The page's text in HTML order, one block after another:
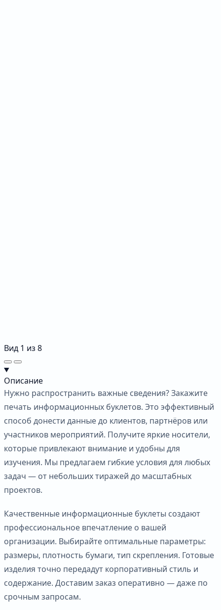
Вид 1 из 8
Описание
Нужно распространить важные сведения? Закажите
печать информационных буклетов. Это эффективный
способ донести данные до клиентов, партнёров или
участников мероприятий. Получите яркие носители,
которые привлекают внимание и удобны для
изучения. Мы предлагаем гибкие условия для любых
задач — от небольших тиражей до масштабных
проектов.
Качественные информационные буклеты создают
профессиональное впечатление о вашей
организации. Выбирайте оптимальные параметры:
размеры, плотность бумаги, тип скрепления. Готовые
изделия точно передадут корпоративный стиль и
содержание. Доставим заказ оперативно — даже по
срочным запросам.